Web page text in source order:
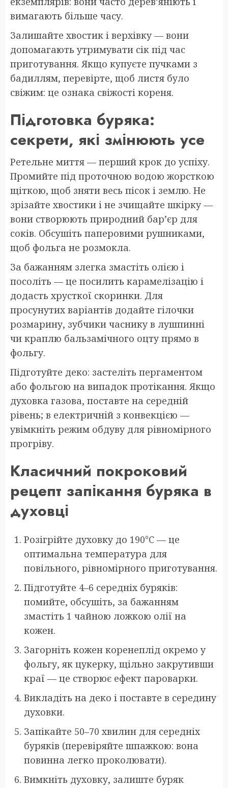
вимагають більше часу.
Залишайте хвостик і верхівку — вони
допомагають утримувати сік під час
приготування. Якщо купуєте пучками з
бадиллям, перевірте, щоб листя було
свіжим: це ознака свіжості кореня.
Підготовка буряка:
секрети, які змінюють усе
Ретельне миття — перший крок до успіху.
Промийте під проточною водою жорсткою
щіткою, щоб зняти весь пісок і землю. Не
зрізайте хвостики і не зчищайте шкірку —
вони створюють природний бар’єр для
соків. Обсушіть паперовими рушниками,
щоб фольга не розмокла.
За бажанням злегка змастіть олією і
посоліть — це посилить карамелізацію і
додасть хрусткої скоринки. Для
просунутих варіантів додайте гілочки
розмарину, зубчики часнику в лушпинні
чи краплю бальзамічного оцту прямо в
фольгу.
Підготуйте деко: застеліть пергаментом
або фольгою на випадок протікання. Якщо
духовка газова, поставте на середній
рівень; в електричній з конвекцією —
увімкніть режим обдуву для рівномірного
прогріву.
Класичний покроковий
рецепт запікання буряка в
духовці
Розігрійте духовку до 190°C — це
оптимальна температура для
повільного, рівномірного приготування.
Підготуйте 4–6 середніх буряків:
помийте, обсушіть, за бажанням
змастіть 1 чайною ложкою олії на
кожен.
Загорніть кожен коренеплід окремо у
фольгу, як цукерку, щільно закрутивши
краї — це створює ефект пароварки.
Викладіть на деко і поставте в середину
духовки.
Запікайте 50–70 хвилин для середніх
буряків (перевіряйте шпажкою: вона
повинна легко проколювати).
Вимкніть духовку, залиште буряк